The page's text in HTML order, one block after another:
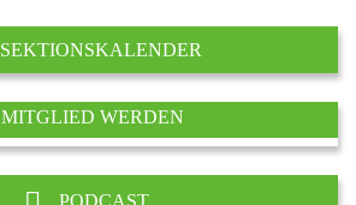
SEKTIONSKALENDER
MITGLIED WERDEN
PODCAST